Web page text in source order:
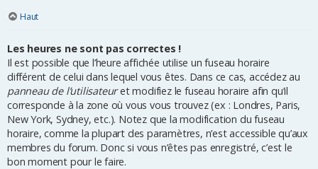
Haut
Les heures ne sont pas correctes !
Il est possible que l’heure affichée utilise un fuseau horaire
différent de celui dans lequel vous êtes. Dans ce cas, accédez au
panneau de l’utilisateuret modifiez le fuseau horaire afin qu’il
corresponde à la zone où vous vous trouvez (ex : Londres, Paris,
New York, Sydney, etc.). Notez que la modification du fuseau
horaire, comme la plupart des paramètres, n’est accessible qu’aux
membres du forum. Donc si vous n’êtes pas enregistré, c’est le
bon moment pour le faire.